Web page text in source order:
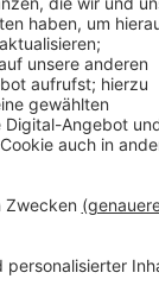
an der
das
Aufstellung
durch
dem
2017